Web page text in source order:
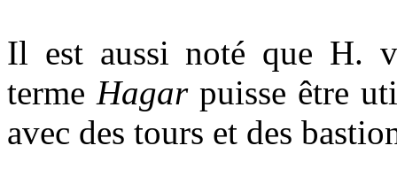
Il est aussi noté que H.
terme Hagarpuisse être
avec des tours et des